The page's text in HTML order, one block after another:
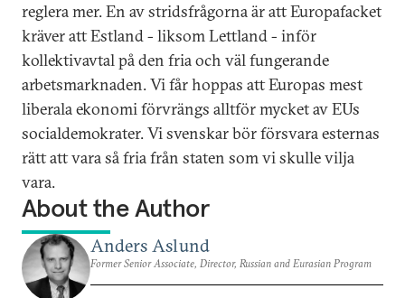
reglera mer. En av stridsfrågorna är att Europafacket
kräver att Estland - liksom Lettland - inför
kollektivavtal på den fria och väl fungerande
arbetsmarknaden. Vi får hoppas att Europas mest
liberala ekonomi förvrängs alltför mycket av EUs
socialdemokrater. Vi svenskar bör försvara esternas
rätt att vara så fria från staten som vi skulle vilja
vara.
About the Author
Anders Aslund
Former Senior Associate, Director, Russian and Eurasian Program